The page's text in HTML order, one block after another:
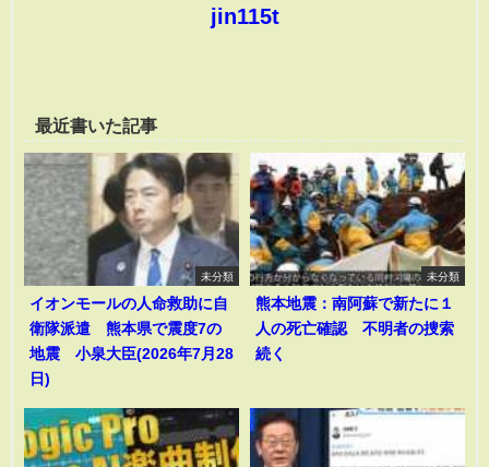
jin115t
最近書いた記事
未分類
イオンモールの人命救助に自
衛隊派遣 熊本県で震度7の
地震 小泉大臣(2026年7月28
日)
未分類
熊本地震：南阿蘇で新たに１
人の死亡確認 不明者の捜索
続く